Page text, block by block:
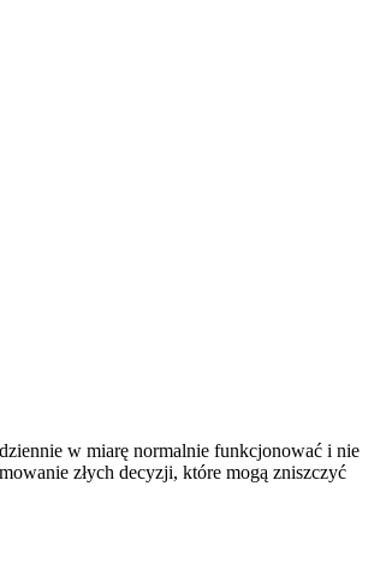
w miarę normalnie funkcjonować i nie
złych decyzji, które mogą zniszczyć